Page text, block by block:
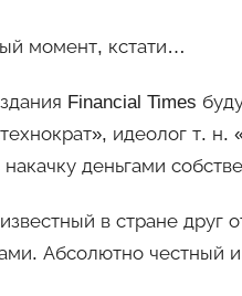
момент, кстати…
Financial Times
идеолог т. н.
деньгами
в стране друг
Абсолютно честный